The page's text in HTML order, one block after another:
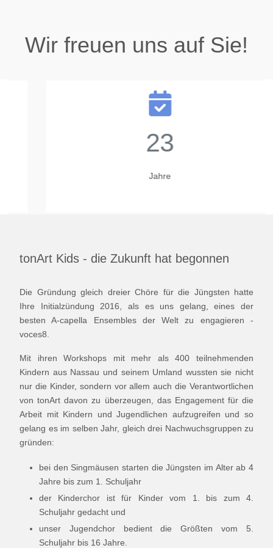
Wir freuen uns auf Sie!
23
tonArt Kids - die Zukunft hat begonnen
Die Gründung gleich dreier Chöre für die Jüngsten hatte
Ihre Initialzündung 2016, als es uns gelang, eines der
besten A-capella Ensembles der Welt zu engagieren -
voces8.
Mit ihren Workshops mit mehr als 400 teilnehmenden
Kindern aus Nassau und seinem Umland wussten sie nicht
nur die Kinder, sondern vor allem auch die Verantwortlichen
von tonArt davon zu überzeugen, das Engagement für die
Arbeit mit Kindern und Jugendlichen aufzugreifen und so
gelang es im selben Jahr, gleich drei Nachwuchsgruppen zu
gründen:
bei den Singmäusen starten die Jüngsten im Alter ab 4
Jahre bis zum 1. Schuljahr
der Kinderchor ist für Kinder vom 1. bis zum 4.
Schuljahr gedacht und
unser Jugendchor bedient die Größten vom 5.
Schuljahr bis 16 Jahre.